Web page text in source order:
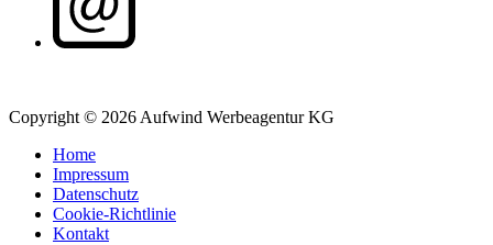
Copyright © 2026 Aufwind Werbeagentur KG
Home
Impressum
Datenschutz
Cookie-Richtlinie
Kontakt